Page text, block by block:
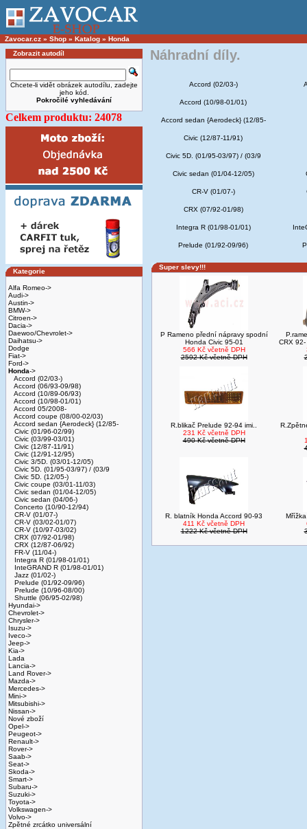
Zavocar.cz » Shop » Katalog » Honda
Zobrazit autodíl
Chcete-li vidět obrázek autodílu, zadejte
jeho kód.
Pokročilé vyhledávání
Celkem produktu: 24078
Kategorie
Alfa Romeo->
Audi->
Austin->
BMW->
Citroen->
Dacia->
Daewoo/Chevrolet->
Daihatsu->
Dodge
Fiat->
Ford->
Honda->
Accord (02/03-)
Accord (06/93-09/98)
Accord (10/89-06/93)
Accord (10/98-01/01)
Accord 05/2008-
Accord coupe (08/00-02/03)
Accord sedan {Aerodeck} (12/85-
Civic (01/96-02/99)
Civic (03/99-03/01)
Civic (12/87-11/91)
Civic (12/91-12/95)
Civic 3/5D. (03/01-12/05)
Civic 5D. (01/95-03/97) / (03/9
Civic 5D. (12/05-)
Civic coupe (03/01-11/03)
Civic sedan (01/04-12/05)
Civic sedan (04/06-)
Concerto (10/90-12/94)
CR-V (01/07-)
CR-V (03/02-01/07)
CR-V (10/97-03/02)
CRX (07/92-01/98)
CRX (12/87-06/92)
FR-V (11/04-)
Integra R (01/98-01/01)
InteGRAND R (01/98-01/01)
Jazz (01/02-)
Prelude (01/92-09/96)
Prelude (10/96-08/00)
Shuttle (06/95-02/98)
Hyundai->
Chevrolet->
Chrysler->
Isuzu->
Iveco->
Jeep->
Kia->
Lada
Lancia->
Land Rover->
Mazda->
Mercedes->
Mini->
Mitsubishi->
Nissan->
Nové zboží
Opel->
Peugeot->
Renault->
Rover->
Saab->
Seat->
Skoda->
Smart->
Subaru->
Suzuki->
Toyota->
Volkswagen->
Volvo->
Zpětné zrcátko universální
Náhradní díly.
Accord (02/03-)
Accord (10/98-01/01)
Accord sedan {Aerodeck} (12/85-
Civic (12/87-11/91)
Civic 5D. (01/95-03/97) / (03/9
Civic sedan (01/04-12/05)
CR-V (01/07-)
CRX (07/92-01/98)
Integra R (01/98-01/01)
Prelude (01/92-09/96)
Super slevy!!!
P Rameno přední nápravy spodní
Honda Civic 95-01
566 Kč včetně DPH
2592 Kč včetně DPH
CRX
R.blikač Prelude 92-94 imi..
231 Kč včetně DPH
490 Kč včetně DPH
R. blatník Honda Accord 90-93
411 Kč včetně DPH
1222 Kč včetně DPH